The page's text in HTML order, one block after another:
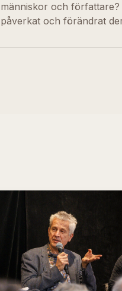
människor och
påverkat och förändrat